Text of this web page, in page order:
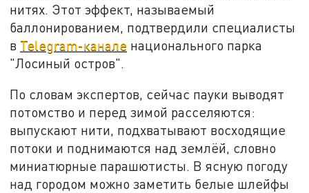
нитях. Этот эффект, называемый
баллонированием, подтвердили специалисты
в Telegram-канале национального парка
"Лосиный остров".
По словам экспертов, сейчас пауки выводят
потомство и перед зимой расселяются:
выпускают нити, подхватывают восходящие
потоки и поднимаются над землёй, словно
миниатюрные парашютисты. В ясную погоду
над городом можно заметить белые шлейфы